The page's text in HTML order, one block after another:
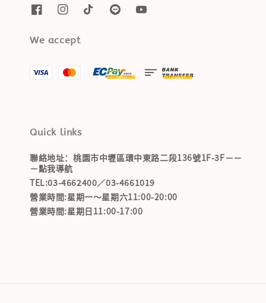
We accept
Quick links
聯絡地址：桃園市中壢區環中東路二段136號1F-3F－－
－點我導航
TEL:03-4662400／03-4661019
營業時間:星期一～星期六11:00-20:00
營業時間:星期日11:00-17:00